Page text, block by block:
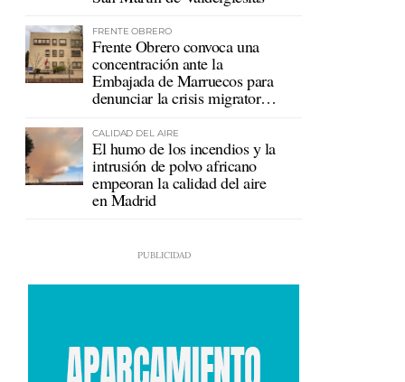
FRENTE OBRERO
Frente Obrero convoca una
concentración ante la
Embajada de Marruecos para
denunciar la crisis migratoria
CALIDAD DEL AIRE
El humo de los incendios y la
intrusión de polvo africano
empeoran la calidad del aire
en Madrid